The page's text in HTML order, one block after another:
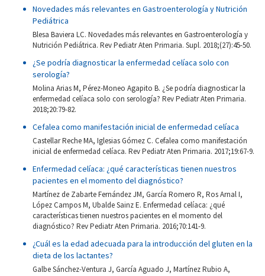
Novedades más relevantes en Gastroenterología y Nutrición
Pediátrica
Blesa Baviera LC. Novedades más relevantes en Gastroenterología y
Nutrición Pediátrica. Rev Pediatr Aten Primaria. Supl. 2018;(27):45-50.
¿Se podría diagnosticar la enfermedad celíaca solo con
serología?
Molina Arias M, Pérez-Moneo Agapito B. ¿Se podría diagnosticar la
enfermedad celíaca solo con serología? Rev Pediatr Aten Primaria.
2018;20:79-82.
Cefalea como manifestación inicial de enfermedad celíaca
Castellar Reche MA, Iglesias Gómez C. Cefalea como manifestación
inicial de enfermedad celíaca. Rev Pediatr Aten Primaria. 2017;19:67-9.
Enfermedad celíaca: ¿qué características tienen nuestros
pacientes en el momento del diagnóstico?
Martínez de Zabarte Fernández JM, García Romero R, Ros Arnal I,
López Campos M, Ubalde Sainz E. Enfermedad celíaca: ¿qué
características tienen nuestros pacientes en el momento del
diagnóstico? Rev Pediatr Aten Primaria. 2016;70:141-9.
¿Cuál es la edad adecuada para la introducción del gluten en la
dieta de los lactantes?
Galbe Sánchez-Ventura J, García Aguado J, Martínez Rubio A,